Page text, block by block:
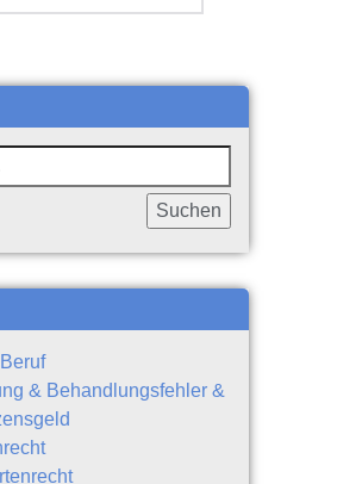
& Behandlungsfehler &